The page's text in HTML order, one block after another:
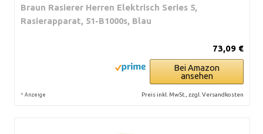
Braun Rasierer Herren Elektrisch Series 5,
Rasierapparat, 51-B1000s, Blau
73,09 €
Bei Amazon
ansehen
* Anzeige Preis inkl. MwSt., zzgl. Versandkosten